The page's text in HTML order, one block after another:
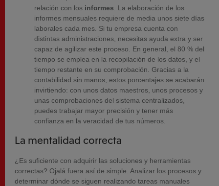
relación con los informes . La elaboración de los
informes mensuales requiere de media unos siete días
laborales cada mes. Si tu empresa cuenta con
distintas administraciones, necesitas ayuda extra y ser
capaz de agilizar este proceso. En general, el 80 % del
tiempo se emplea en la recopilación de los datos, y el
tiempo restante en su comprobación. Gracias a la
contabilidad sin manos, estos porcentajes se acabarán
invirtiendo: con unos datos maestros, unos procesos y
unas comprobaciones del sistema centralizados,
puedes trabajar mayor precisión y tener más
confianza en la veracidad de tus números.
La mentalidad correcta
¿Es suficiente con adquirir las soluciones y herramientas
correctas? Ojalá fuera así de simple. Analizar los procesos y
determinar dónde se siguen realizando tareas manuales